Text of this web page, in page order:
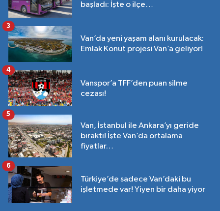
başladı: İşte o ilçe…
Van’da yeni yaşam alanı kurulacak:
Emlak Konut projesi Van’a geliyor!
3
Vanspor’a TFF’den puan silme
cezası!
4
Van, İstanbul ile Ankara’yı geride
bıraktı! İşte Van’da ortalama
fiyatlar…
5
Türkiye’de sadece Van’daki bu
işletmede var! Yiyen bir daha yiyor
6